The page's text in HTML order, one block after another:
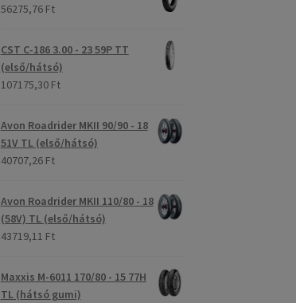
56275,76 Ft
CST C-186 3.00 - 23 59P TT
(első/hátsó)
107175,30 Ft
Avon Roadrider MKII 90/90 - 18
51V TL (első/hátsó)
40707,26 Ft
Avon Roadrider MKII 110/80 - 18
(58V) TL (első/hátsó)
43719,11 Ft
Maxxis M-6011 170/80 - 15 77H
TL (hátsó gumi)